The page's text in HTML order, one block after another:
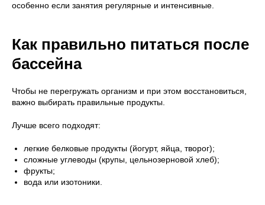
особенно если занятия регулярные и интенсивные.
Как правильно питаться после
бассейна
Чтобы не перегружать организм и при этом восстановиться,
важно выбирать правильные продукты.
Лучше всего подходят:
легкие белковые продукты (йогурт, яйца, творог);
сложные углеводы (крупы, цельнозерновой хлеб);
фрукты;
вода или изотоники.